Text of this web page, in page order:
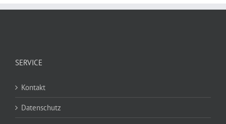
SERVICE
Kontakt
Datenschutz